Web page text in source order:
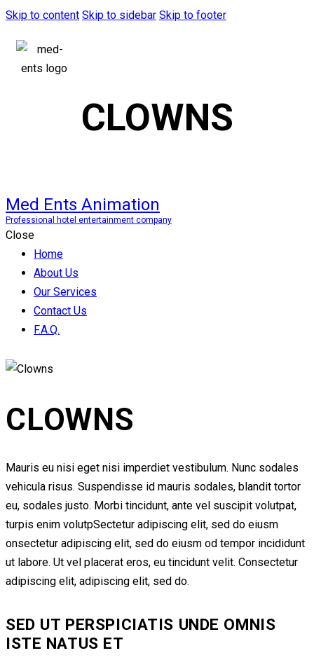
Skip to content Skip to sidebar Skip to footer
CLOWNS
Med Ents Animation
Professional hotel entertainment company
Close
Home
About Us
Our Services
Contact Us
F.A.Q.
CLOWNS
Mauris eu nisi eget nisi imperdiet vestibulum. Nunc sodales
vehicula risus. Suspendisse id mauris sodales, blandit tortor
eu, sodales justo. Morbi tincidunt, ante vel suscipit volutpat,
turpis enim volutpSectetur adipiscing elit, sed do eiusm
onsectetur adipiscing elit, sed do eiusm od tempor incididunt
ut labore. Ut vel placerat eros, eu tincidunt velit. Consectetur
adipiscing elit, adipiscing elit, sed do.
SED UT PERSPICIATIS UNDE OMNIS
ISTE NATUS ET